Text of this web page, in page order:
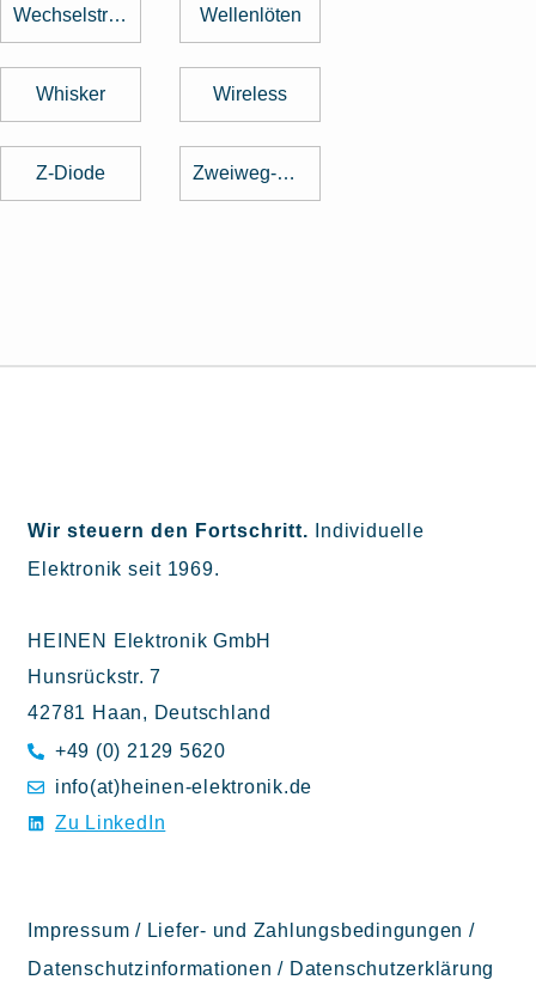
Wechselstrom Wellenlöten
Whisker Wireless
Z-Diode Zweiweg-Gleichrichter
Wir steuern den Fortschritt.
Individuelle
Elektronik seit 1969.
HEINEN Elektronik GmbH
Hunsrückstr. 7
42781 Haan, Deutschland
+49 (0) 2129 5620
info(at)heinen-elektronik.de
Zu LinkedIn
Impressum/ Liefer- und Zahlungsbedingungen /
Datenschutzinformationen/ Datenschutzerklärung